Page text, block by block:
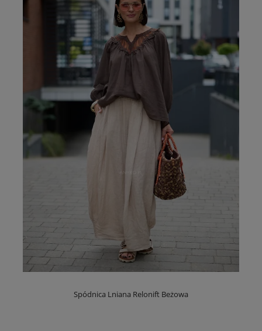
Spódnica Lniana Relonift Beżowa